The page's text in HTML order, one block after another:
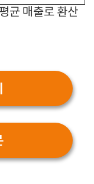
균 매출로 환산